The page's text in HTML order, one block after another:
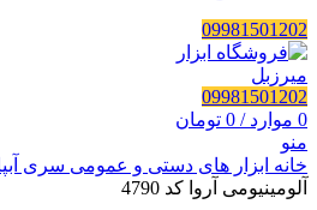
09981501202
09981501202
0 موارد /
0 تومان
منو
خانه ابزار های دستی و عمومی سری
آلومینیومی آروا کد 4790